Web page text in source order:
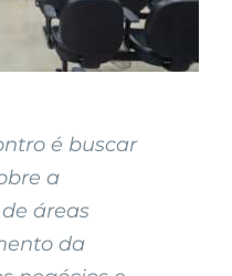
é buscar
a
áreas
da